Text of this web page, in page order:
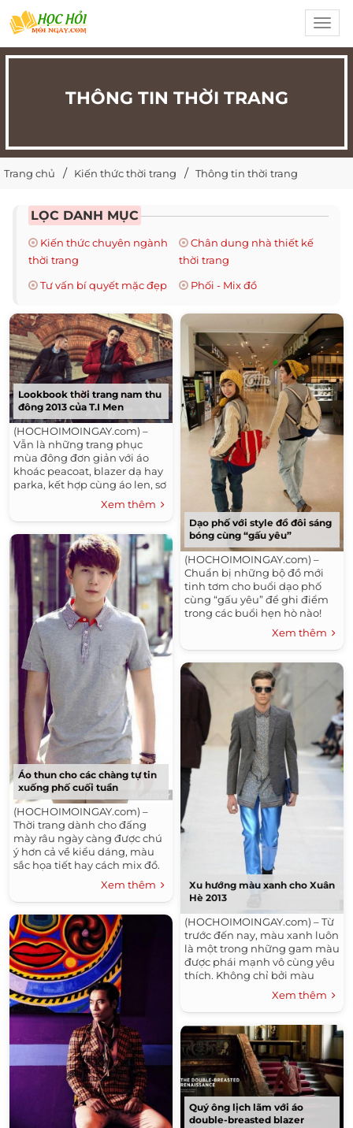
THÔNG TIN THỜI TRANG
Trang chủ Kiến thức thời trang Thông tin thời trang
LỌC DANH MỤC
Kiến thức chuyên ngành
thời trang
Chân dung nhà thiết kế
thời trang
Tư vấn bí quyết mặc đẹp
Phối - Mix đồ
Lookbook thời trang nam thu
đông 2013 của T.I Men
(HOCHOIMOINGAY.com) –
Vẫn là những trang phục
mùa đông đơn giản với áo
khoác peacoat, blazer dạ hay
parka, kết hợp cùng áo len, sơ
mi và quần âu. Nhưng với sự
kết hợp chất liệu...
Xem thêm
Áo thun cho các chàng tự tin
xuống phố cuối tuần
(HOCHOIMOINGAY.com) –
Thời trang dành cho đấng
mày râu ngày càng được chú
ý hơn cả về kiểu dáng, màu
sắc họa tiết hay cách mix đồ.
Trong những ngày cuối tuần
Xem thêm
Dạo phố với style đồ đôi sáng
bóng cùng “gấu yêu”
(HOCHOIMOINGAY.com) –
Chuẩn bị những bộ đồ mới
tinh tơm cho buổi dạo phố
cùng “gấu yêu” để ghi điểm
trong các buổi hẹn hò nào!
Đón đầu trào lưu thời trang
Xem thêm
Xu hướng màu xanh cho Xuân
Hè 2013
(HOCHOIMOINGAY.com) – Từ
trước đến nay, màu xanh luôn
là một trong những gam màu
được phái mạnh vô cùng yêu
thích. Không chỉ bởi màu
xanh ẩn chứa sự lịch lãm,
Xem thêm
Quý ông lịch lãm với áo
double-breasted blazer